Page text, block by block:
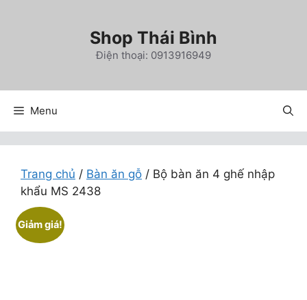
Shop Thái Bình
Điện thoại: 0913916949
Menu
Trang chủ / Bàn ăn gỗ / Bộ bàn ăn 4 ghế nhập
khẩu MS 2438
Giảm giá!